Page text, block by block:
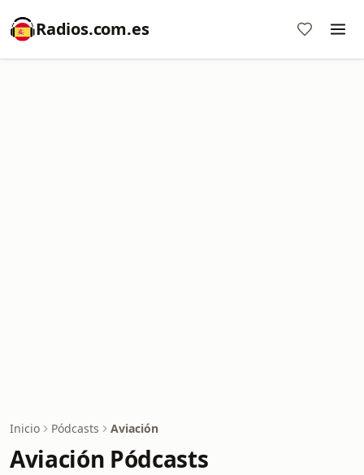
Radios.com.es
Inicio Pódcasts Aviación
Aviación Pódcasts